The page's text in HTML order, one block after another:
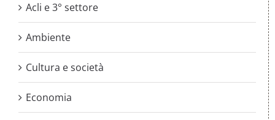
Acli e 3° settore
Ambiente
Cultura e società
Economia